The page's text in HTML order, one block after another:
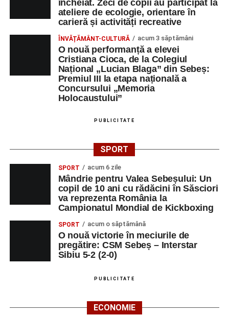
încheiat. Zeci de copii au participat la
ateliere de ecologie, orientare în
carieră și activități recreative
ÎNVĂȚĂMÂNT-CULTURĂ acum 3 săptămâni
O nouă performanță a elevei
Cristiana Cioca, de la Colegiul
Național „Lucian Blaga” din Sebeș:
Premiul III la etapa națională a
Concursului „Memoria
Holocaustului”
PUBLICITATE
SPORT
SPORT acum 6 zile
Mândrie pentru Valea Sebeșului: Un
copil de 10 ani cu rădăcini în Săsciori
va reprezenta România la
Campionatul Mondial de Kickboxing
SPORT acum o săptămână
O nouă victorie în meciurile de
pregătire: CSM Sebeș – Interstar
Sibiu 5-2 (2-0)
PUBLICITATE
ECONOMIE